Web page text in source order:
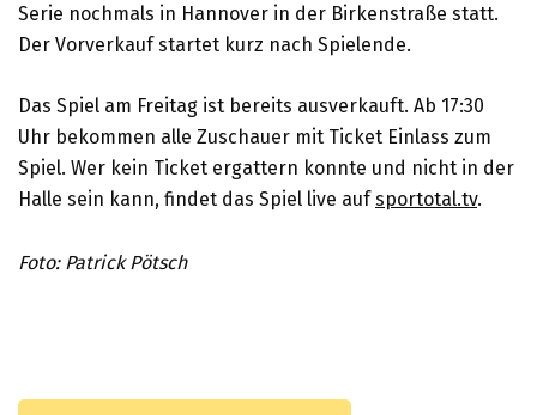
Serie nochmals in Hannover in der Birkenstraße statt.
Der Vorverkauf startet kurz nach Spielende.
Das Spiel am Freitag ist bereits ausverkauft. Ab 17:30
Uhr bekommen alle Zuschauer mit Ticket Einlass zum
Spiel. Wer kein Ticket ergattern konnte und nicht in der
Halle sein kann, findet das Spiel live aufsportotal.tv.
Foto: Patrick Pötsch